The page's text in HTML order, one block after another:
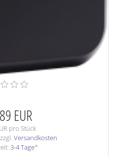
EUR
pro Stück
Versandkosten
3-4 Tage*